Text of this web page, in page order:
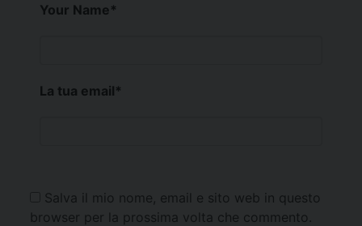
Your Name*
La tua email*
Salva il mio nome, email e sito web in questo
browser per la prossima volta che commento.